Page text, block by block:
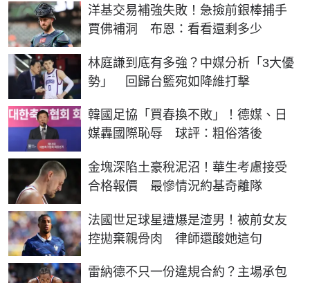
洋基交易補強失敗！急撿前銀棒捕手
賈佛補洞 布恩：看看還剩多少
林庭謙到底有多強？中媒分析「3大優
勢」 回歸台籃宛如降維打擊
韓國足協「買春換不敗」！德媒、日
媒轟國際恥辱 球評：粗俗落後
金塊深陷土豪稅泥沼！華生考慮接受
合格報價 最慘情況約基奇離隊
法國世足球星遭爆是渣男！被前女友
控拋棄親骨肉 律師還酸她這句
雷納德不只一份違規合約？主場承包